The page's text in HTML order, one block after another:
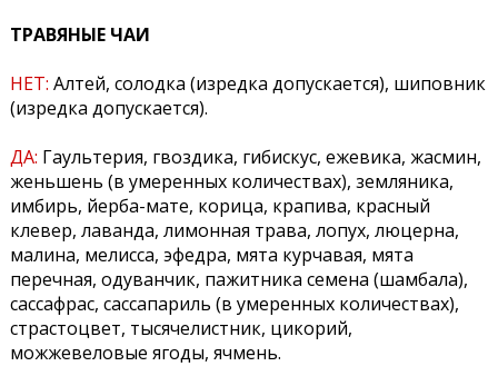
ТРАВЯНЫЕ ЧАИ
НЕТ: Алтей, солодка (изредка допускается), шиповник
(изредка допускается).
ДА: Гаультерия, гвоздика, гибискус, ежевика, жасмин,
женьшень (в умеренных количествах), земляника,
имбирь, йерба-мате, корица, крапива, красный
клевер, лаванда, лимонная трава, лопух, люцерна,
малина, мелисса, эфедра, мята курчавая, мята
перечная, одуванчик, пажитника семена (шамбала),
сассафрас, сассапариль (в умеренных количествах),
страстоцвет, тысячелистник, цикорий,
можжевеловые ягоды, ячмень.